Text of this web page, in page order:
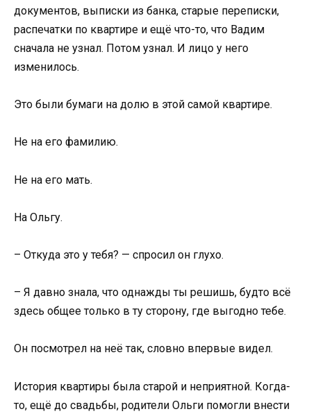
документов, выписки из банка, старые переписки,
распечатки по квартире и ещё что-то, что Вадим
сначала не узнал. Потом узнал. И лицо у него
изменилось.
Это были бумаги на долю в этой самой квартире.
Не на его фамилию.
Не на его мать.
На Ольгу.
– Откуда это у тебя? — спросил он глухо.
– Я давно знала, что однажды ты решишь, будто всё
здесь общее только в ту сторону, где выгодно тебе.
Он посмотрел на неё так, словно впервые видел.
История квартиры была старой и неприятной. Когда-
то, ещё до свадьбы, родители Ольги помогли внести